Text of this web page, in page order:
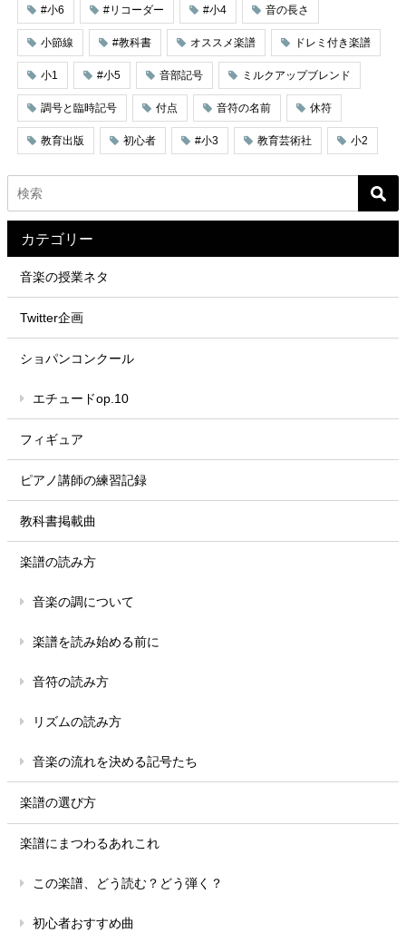
#小6 #リコーダー #小4 音の長さ
小節線 #教科書 オススメ楽譜 ドレミ付き楽譜
小1 #小5 音部記号 ミルクアップブレンド
調号と臨時記号 付点 音符の名前 休符
教育出版 初心者 #小3 教育芸術社 小2
カテゴリー
音楽の授業ネタ
Twitter企画
ショパンコンクール
エチュードop.10
フィギュア
ピアノ講師の練習記録
教科書掲載曲
楽譜の読み方
音楽の調について
楽譜を読み始める前に
音符の読み方
リズムの読み方
音楽の流れを決める記号たち
楽譜の選び方
楽譜にまつわるあれこれ
この楽譜、どう読む？どう弾く？
初心者おすすめ曲